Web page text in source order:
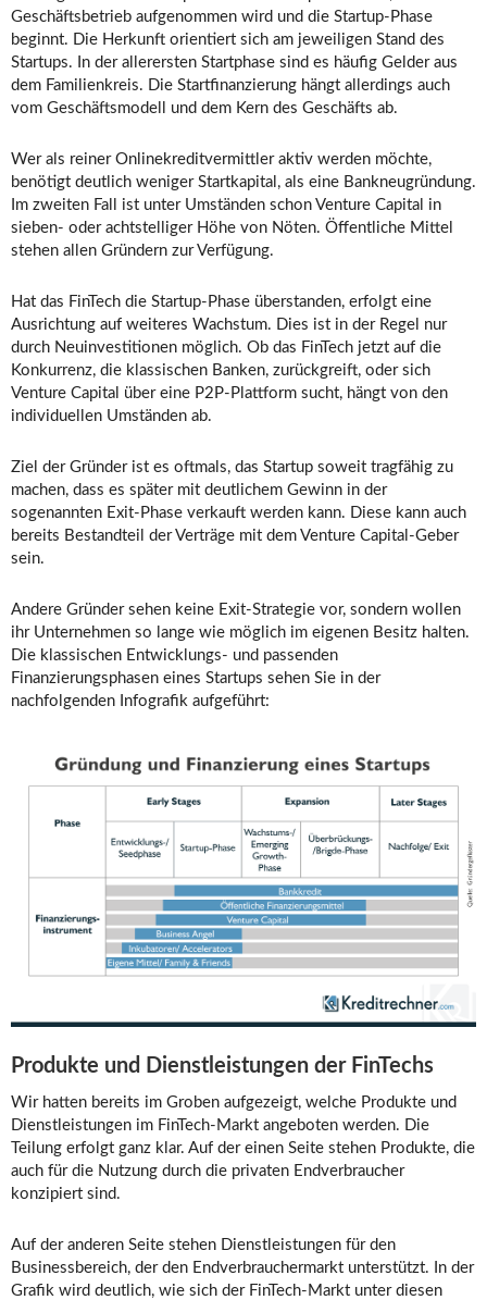
Geschäftsbetrieb aufgenommen wird und die Startup-Phase
beginnt. Die Herkunft orientiert sich am jeweiligen Stand des
Startups. In der allerersten Startphase sind es häufig Gelder aus
dem Familienkreis. Die Startfinanzierung hängt allerdings auch
vom Geschäftsmodell und dem Kern des Geschäfts ab.
Wer als reiner Onlinekreditvermittler aktiv werden möchte,
benötigt deutlich weniger Startkapital, als eine Bankneugründung.
Im zweiten Fall ist unter Umständen schon Venture Capital in
sieben- oder achtstelliger Höhe von Nöten. Öffentliche Mittel
stehen allen Gründern zur Verfügung.
Hat das FinTech die Startup-Phase überstanden, erfolgt eine
Ausrichtung auf weiteres Wachstum. Dies ist in der Regel nur
durch Neuinvestitionen möglich. Ob das FinTech jetzt auf die
Konkurrenz, die klassischen Banken, zurückgreift, oder sich
Venture Capital über eine P2P-Plattform sucht, hängt von den
individuellen Umständen ab.
Ziel der Gründer ist es oftmals, das Startup soweit tragfähig zu
machen, dass es später mit deutlichem Gewinn in der
sogenannten Exit-Phase verkauft werden kann. Diese kann auch
bereits Bestandteil der Verträge mit dem Venture Capital-Geber
sein.
Andere Gründer sehen keine Exit-Strategie vor, sondern wollen
ihr Unternehmen so lange wie möglich im eigenen Besitz halten.
Die klassischen Entwicklungs- und passenden
Finanzierungsphasen eines Startups sehen Sie in der
nachfolgenden Infografik aufgeführt:
Produkte und Dienstleistungen der FinTechs
Wir hatten bereits im Groben aufgezeigt, welche Produkte und
Dienstleistungen im FinTech-Markt angeboten werden. Die
Teilung erfolgt ganz klar. Auf der einen Seite stehen Produkte, die
auch für die Nutzung durch die privaten Endverbraucher
konzipiert sind.
Auf der anderen Seite stehen Dienstleistungen für den
Businessbereich, der den Endverbrauchermarkt unterstützt. In der
Grafik wird deutlich, wie sich der FinTech-Markt unter diesen